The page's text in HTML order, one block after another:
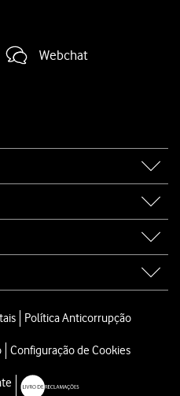
Webchat
Política Anticorrupção
Configuração de Cookies